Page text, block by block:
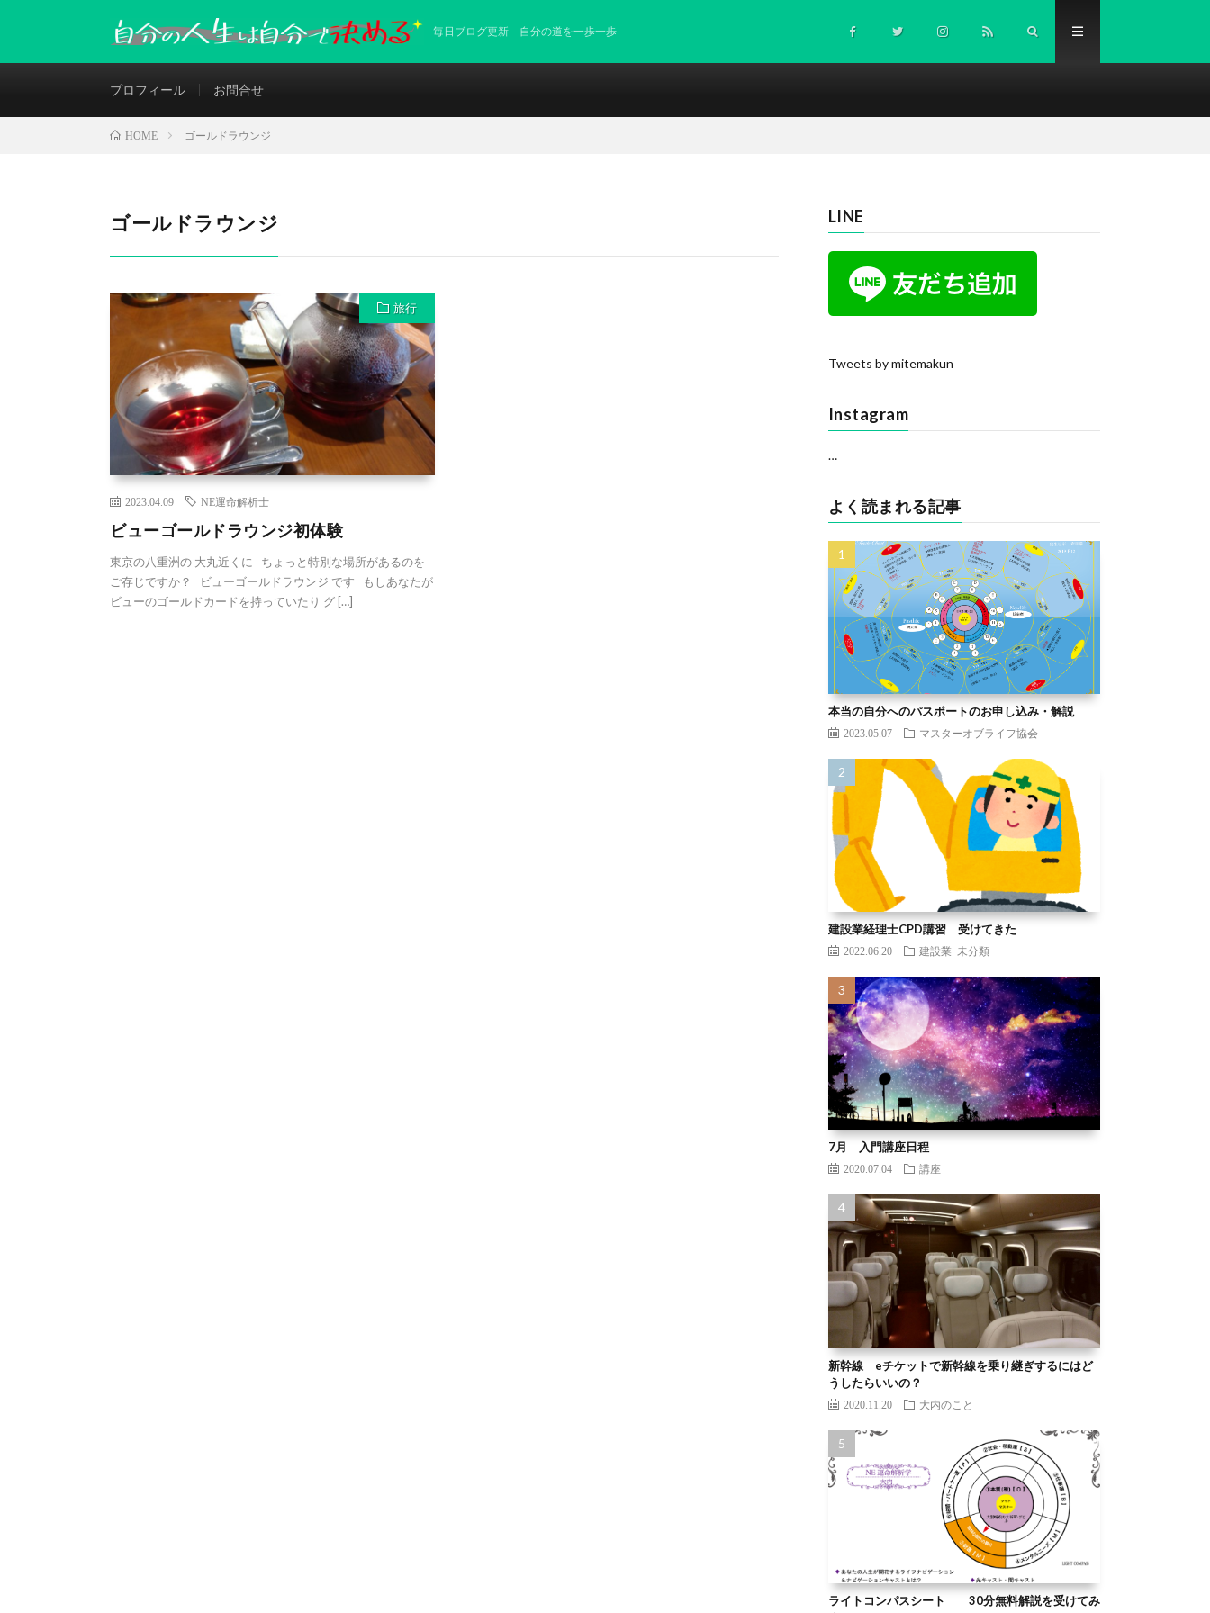
毎日ブログ更新 自分の道を一歩一歩
プロフィール お問合せ
HOME ゴールドラウンジ
ゴールドラウンジ
旅行
2023.04.09 NE運命解析士
ビューゴールドラウンジ初体験
東京の八重洲の 大丸近くに ちょっと特別な場所があるのを
ご存じですか？ ビューゴールドラウンジ です もしあなたが
ビューのゴールドカードを持っていたり グ […]
LINE
Tweets by mitemakun
Instagram
…
よく読まれる記事
本当の自分へのパスポートのお申し込み・解説
2023.05.07 マスターオブライフ協会
建設業経理士CPD講習 受けてきた
2022.06.20 建設業 未分類
7月 入門講座日程
2020.07.04 講座
新幹線 eチケットで新幹線を乗り継ぎするにはど
うしたらいいの？
2020.11.20 大内のこと
ライトコンパスシート 30分無料解説を受けてみ